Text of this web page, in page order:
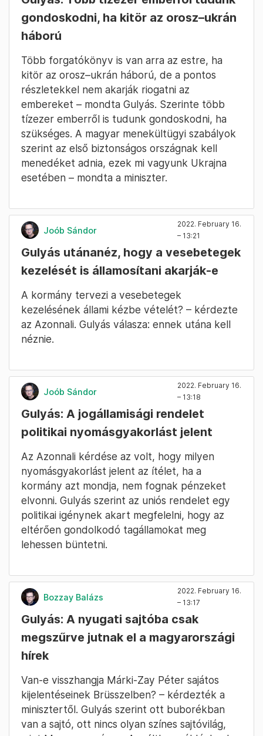
gondoskodni, ha kitör az orosz–ukrán
háború
Több forgatókönyv is van arra az estre, ha
kitör az orosz–ukrán háború, de a pontos
részletekkel nem akarják riogatni az
embereket – mondta Gulyás. Szerinte több
tízezer emberről is tudunk gondoskodni, ha
szükséges. A magyar menekültügyi szabályok
szerint az első biztonságos országnak kell
menedéket adnia, ezek mi vagyunk Ukrajna
esetében – mondta a miniszter.
Joób Sándor
2022. February 16.
– 13:21
Gulyás utánanéz, hogy a vesebetegek
kezelését is államosítani akarják-e
A kormány tervezi a vesebetegek
kezelésének állami kézbe vételét? – kérdezte
az Azonnali. Gulyás válasza: ennek utána kell
néznie.
Joób Sándor
2022. February 16.
– 13:18
Gulyás: A jogállamisági rendelet
politikai nyomásgyakorlást jelent
Az Azonnali kérdése az volt, hogy milyen
nyomásgyakorlást jelent az ítélet, ha a
kormány azt mondja, nem fognak pénzeket
elvonni. Gulyás szerint az uniós rendelet egy
politikai igénynek akart megfelelni, hogy az
eltérően gondolkodó tagállamokat meg
lehessen büntetni.
Bozzay Balázs
2022. February 16.
– 13:17
Gulyás: A nyugati sajtóba csak
megszűrve jutnak el a magyarországi
hírek
Van-e visszhangja Márki-Zay Péter sajátos
kijelentéseinek Brüsszelben? – kérdezték a
minisztertől. Gulyás szerint ott buborékban
van a sajtó, ott nincs olyan színes sajtóvilág,